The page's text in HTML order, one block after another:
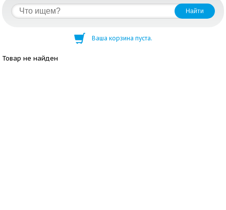
Ваша корзина пуста.
Товар не найден